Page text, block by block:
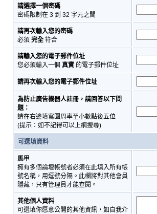
請選擇一個密碼
密碼限制在 3 到 32 字元之間
請再次輸入您的密碼
必須 完全符合
請輸入您的電子郵件位址
您必須輸入一個 真實的電子郵件位址
請再次輸入您的電子郵件位址
為防止廣告機器人註冊，請回答以下問
題：
請在右邊填寫圓周率至小數點後五位
(提示：如不記得可以上網搜尋)
可選填資料
馬甲
擁有多個論壇帳號者必須在此填入所有帳
號名稱，用逗號分隔。此欄將對其他會員
隱藏，只有管理員才能查閱。
其他個人資料
可選填你愿意公開的其他資訊，如自我介